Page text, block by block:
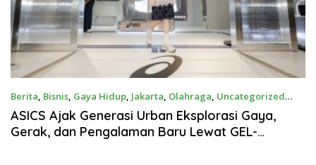
Berita, Bisnis, Gaya Hidup, Jakarta, Olahraga, Uncategorized
Agustus 1, 2026
ASICS Ajak Generasi Urban Eksplorasi Gaya,
Gerak, dan Pengalaman Baru Lewat GEL-